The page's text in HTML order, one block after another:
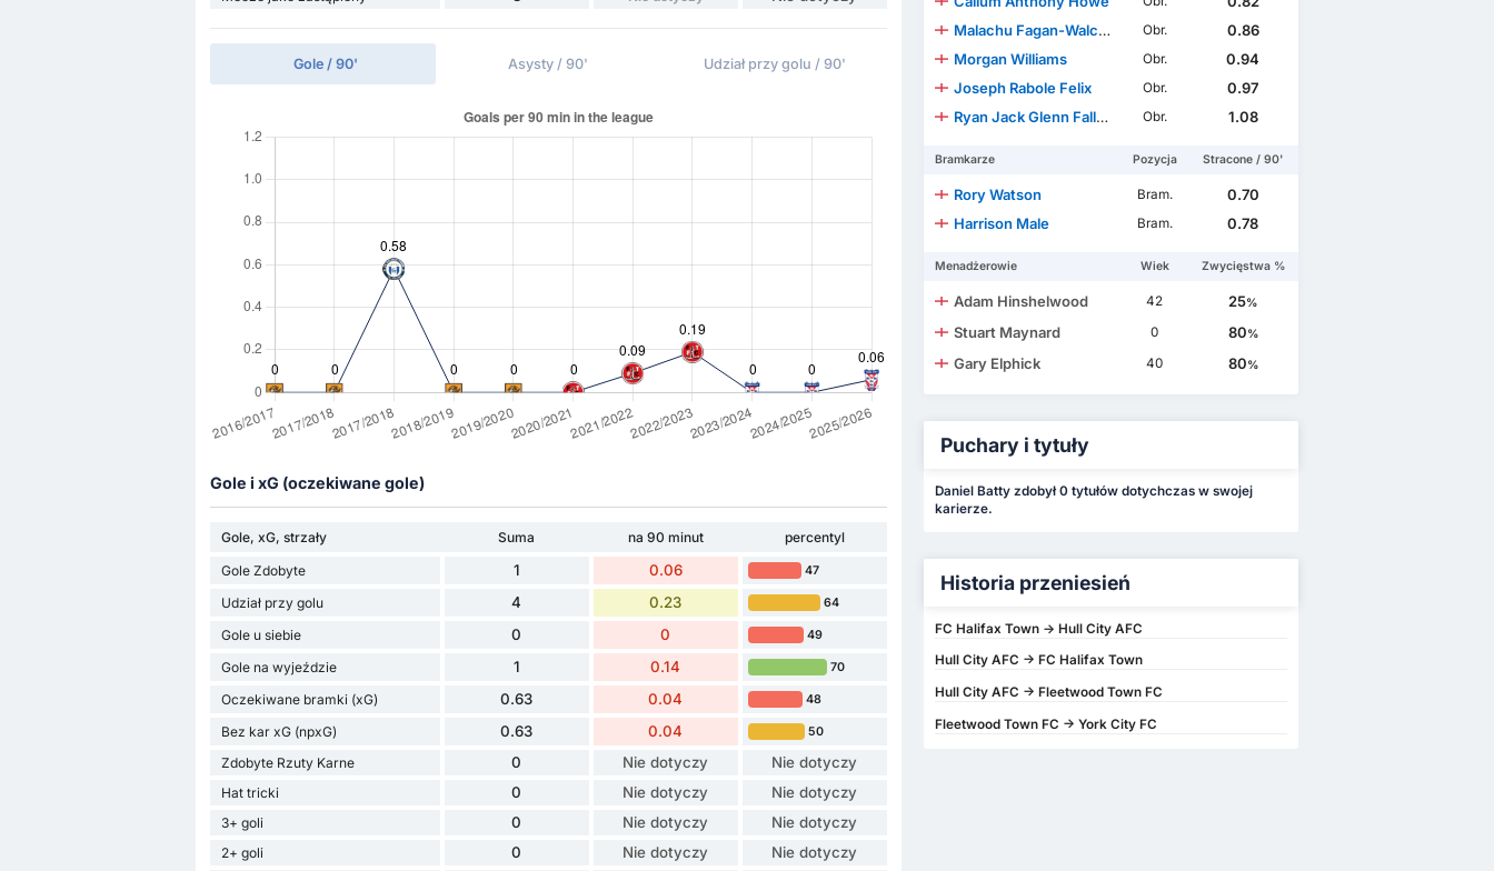
Gole / 90' Asysty / 90' Udział przy golu / 90'
Gole i xG (oczekiwane gole)
Gole, xG, strzały Suma na 90 minut
percentyl
Gole Zdobyte
1 0.06 47
Udział przy golu 4 0.23 64
Gole u siebie 0 0 49
Gole na wyjeździe 1 0.14 70
Oczekiwane bramki (xG) 0.63 0.04 48
Bez kar xG (npxG) 0.63 0.04 50
Zdobyte Rzuty Karne 0 Nie dotyczy Nie dotyczy
Hat tricki 0 Nie dotyczy Nie dotyczy
3+ goli 0 Nie dotyczy Nie dotyczy
2+ goli 0 Nie dotyczy Nie dotyczy
Malachu Fagan-Walcott
Obr.
0.86
Morgan Williams
Obr.
0.94
Joseph Rabole Felix
Obr.
0.97
Ryan Jack Glenn Fallowfield
Obr. 1.08
Bramkarze Pozycja Stracone / 90'
Rory Watson Bram.
0.70
Harrison Male
Bram. 0.78
Menadżerowie Wiek Zwycięstwa %
Adam Hinshelwood 42 25%
Stuart Maynard 0 80%
Gary Elphick 40 80%
Puchary i tytuły
Daniel Batty zdobył 0 tytułów dotychczas w swojej
karierze.
Historia przeniesień
FC Halifax Town -> Hull City AFC
Hull City AFC -> FC Halifax Town
Hull City AFC -> Fleetwood Town FC
Fleetwood Town FC -> York City FC